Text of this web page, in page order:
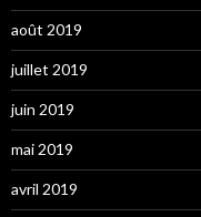
août 2019
juillet 2019
juin 2019
mai 2019
avril 2019